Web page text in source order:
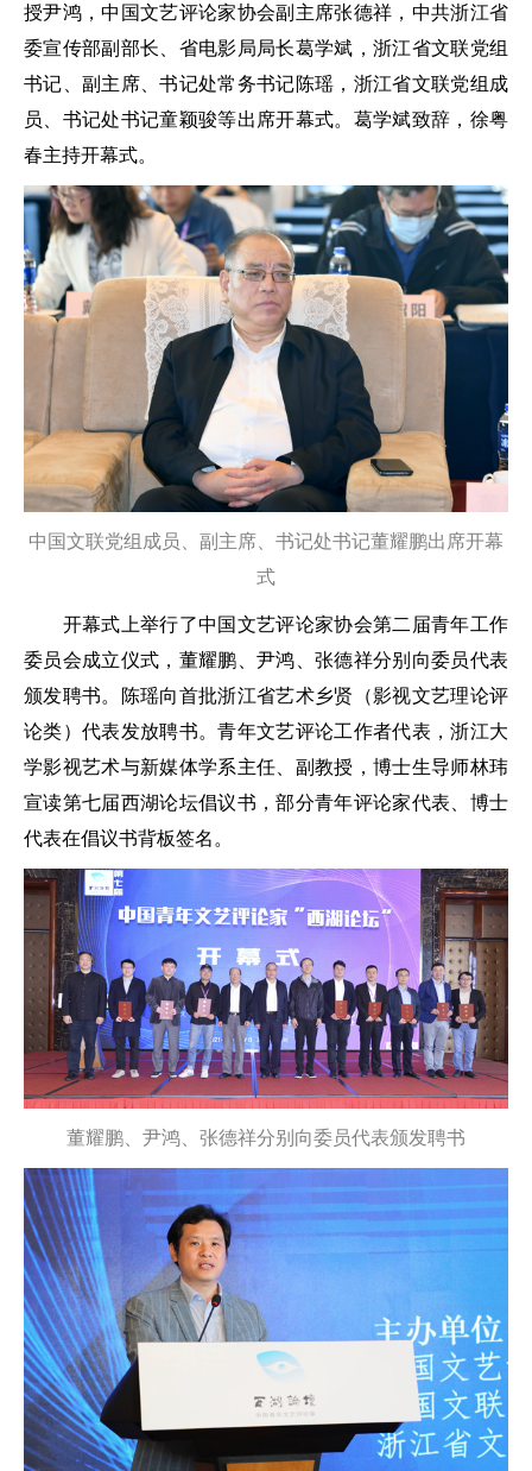
授尹鸿，中国文艺评论家协会副主席张德祥，中共浙江省
委宣传部副部长、省电影局局长葛学斌，浙江省文联党组
书记、副主席、书记处常务书记陈瑶，浙江省文联党组成
员、书记处书记童颖骏等出席开幕式。葛学斌致辞，徐粤
春主持开幕式。
中国文联党组成员、副主席、书记处书记董耀鹏出席开幕
式
开幕式上举行了中国文艺评论家协会第二届青年工作
委员会成立仪式，董耀鹏、尹鸿、张德祥分别向委员代表
颁发聘书。陈瑶向首批浙江省艺术乡贤（影视文艺理论评
论类）代表发放聘书。青年文艺评论工作者代表，浙江大
学影视艺术与新媒体学系主任、副教授，博士生导师林玮
宣读第七届西湖论坛倡议书，部分青年评论家代表、博士
代表在倡议书背板签名。
董耀鹏、尹鸿、张德祥分别向委员代表颁发聘书